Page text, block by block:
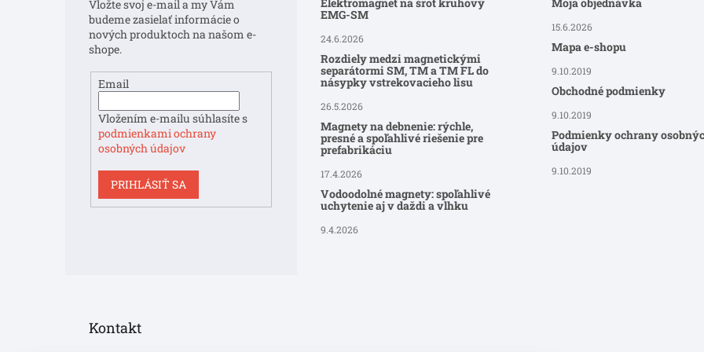
Vložte svoj e-mail a my Vám
budeme zasielať informácie o
nových produktoch na našom e-
shope.
Email
Vložením e-mailu súhlasíte s
podmienkami ochrany
osobných údajov
PRIHLÁSIŤ SA
EMG-SM
24.6.2026
Rozdiely medzi magnetickými
separátormi SM, TM a TM FL do
násypky vstrekovacieho lisu
26.5.2026
Magnety na debnenie: rýchle,
presné a spoľahlivé riešenie pre
prefabrikáciu
17.4.2026
Vodoodolné magnety: spoľahlivé
uchytenie aj v daždi a vlhku
9.4.2026
15.6.2026
Mapa e-shopu
9.10.2019
Obchodné podmienky
9.10.2019
Podmienky ochrany
údajov
9.10.2019
Kontakt